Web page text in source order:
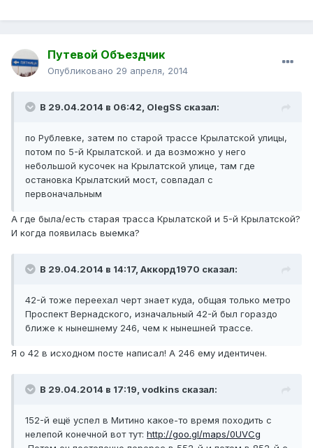
Путевой Объездчик
Опубликовано 29 апреля, 2014
В 29.04.2014 в 06:42, OlegSS сказал:
по Рублевке, затем по старой трассе Крылатской улицы,
потом по 5-й Крылатской. и да возможно у него
небольшой кусочек на Крылатской улице, там где
остановка Крылатский мост, совпадал с
первоначальным
А где была/есть старая трасса Крылатской и 5-й Крылатской?
И когда появилась выемка?
В 29.04.2014 в 14:17, Аккорд1970 сказал:
42-й тоже переехал черт знает куда, общая только метро
Проспект Вернадского, изначальный 42-й был гораздо
ближе к нынешнему 246, чем к нынешней трассе.
Я о 42 в исходном посте написал! А 246 ему идентичен.
В 29.04.2014 в 17:19, vodkins сказал:
152-й ещё успел в Митино какое-то время походить с
нелепой конечной вот тут: http://goo.gl/maps/0UVCg